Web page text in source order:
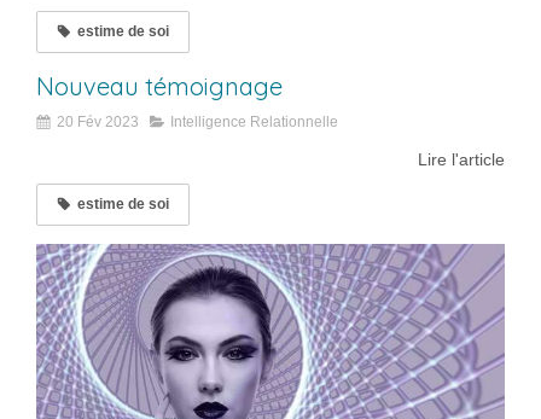
estime de soi
Nouveau témoignage
20 Fév 2023 Intelligence Relationnelle
Lire l'article
estime de soi